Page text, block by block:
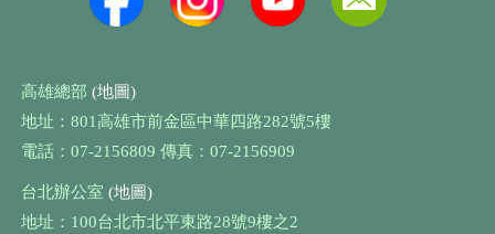
高雄總部 (地圖)
地址：801高雄市前金區中華四路282號5樓
電話：07-2156809 傳真：07-2156909
台北辦公室 (地圖)
地址：100台北市北平東路28號9樓之2